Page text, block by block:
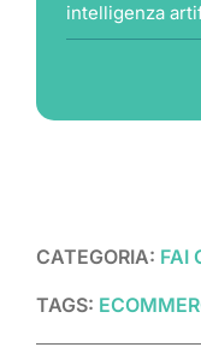
intelligenza
CATEGORIA: FAI
TAGS: